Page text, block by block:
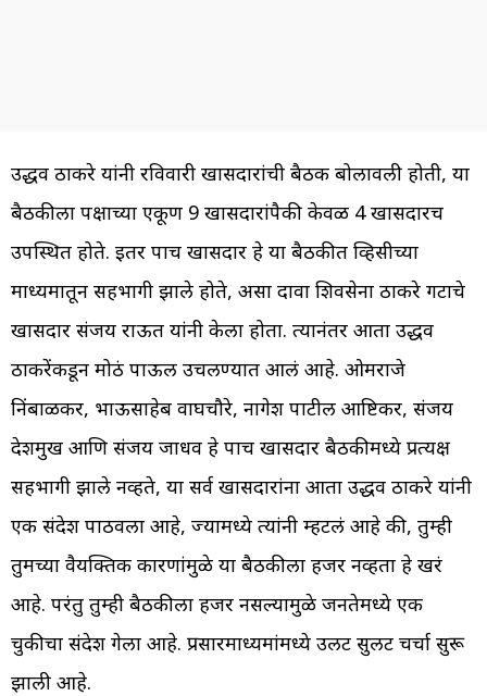
उद्धव ठाकरे यांनी रविवारी खासदारांची बैठक बोलावली होती, या
बैठकीला पक्षाच्या एकूण 9 खासदारांपैकी केवळ 4 खासदारच
उपस्थित होते. इतर पाच खासदार हे या बैठकीत व्हिसीच्या
माध्यमातून सहभागी झाले होते, असा दावा शिवसेना ठाकरे गटाचे
खासदार संजय राऊत यांनी केला होता. त्यानंतर आता उद्धव
ठाकरेंकडून मोठं पाऊल उचलण्यात आलं आहे. ओमराजे
निंबाळकर, भाऊसाहेब वाघचौरे, नागेश पाटील आष्टिकर, संजय
देशमुख आणि संजय जाधव हे पाच खासदार बैठकीमध्ये प्रत्यक्ष
सहभागी झाले नव्हते, या सर्व खासदारांना आता उद्धव ठाकरे यांनी
एक संदेश पाठवला आहे, ज्यामध्ये त्यांनी म्हटलं आहे की, तुम्ही
तुमच्या वैयक्तिक कारणांमुळे या बैठकीला हजर नव्हता हे खरं
आहे. परंतु तुम्ही बैठकीला हजर नसल्यामुळे जनतेमध्ये एक
चुकीचा संदेश गेला आहे. प्रसारमाध्यमांमध्ये उलट सुलट चर्चा सुरू
झाली आहे.